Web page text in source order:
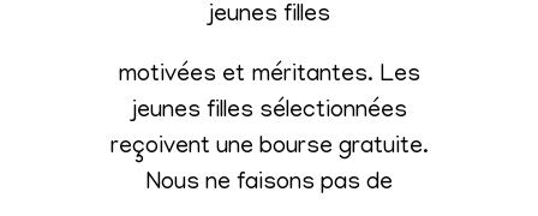
jeunes filles
motivées et méritantes. Les
jeunes filles sélectionnées
reçoivent une bourse gratuite.
Nous ne faisons pas de